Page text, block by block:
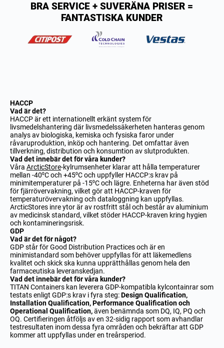
BRA SERVICE + SUVERÄNA PRISER =
FANTASTISKA KUNDER
HACCP
Vad är det?
HACCP är ett internationellt erkänt system för
livsmedelshantering där livsmedelssäkerheten hanteras genom
analys av biologiska, kemiska och fysiska faror under
råvaruproduktion, inköp och hantering. Det omfattar även
tillverkning, distribution och konsumtion av slutprodukten.
Vad det innebär det för våra kunder?
Våra ArcticStore-kylrumsenheter klarar att hålla temperaturer
mellan -40⁰C och +45⁰C och uppfyller HACCP:s krav på
minimitemperaturer på -15⁰C och lägre. Enheterna har även stöd
för fjärrövervakning, vilket gör att HACCP-kraven för
temperaturövervakning och dataloggning kan uppfyllas.
ArcticStores inre ytor är av rostfritt stål och består av aluminium
av medicinsk standard, vilket stöder HACCP-kraven kring hygien
och kontamineringsrisk.
GDP
Vad är det för något?
GDP står för Good Distribution Practices och är en
minimistandard som behöver uppfyllas för att läkemedlens
kvalitet och skick ska kunna upprätthållas genom hela den
farmaceutiska leveranskedjan.
Vad det innebär det för våra kunder?
TITAN Containers kan leverera GDP-kompatibla kylcontainrar som
testats enligt GDP:s krav i fyra steg:Design Qualification,
Installation Qualification, Performance Qualification och
Operational Qualification,även benämnda som DQ, IQ, PQ och
OQ. Certifieringen åtföljs av en 32-sidig rapport som avhandlar
testresultaten inom dessa fyra områden och bekräftar att GDP
kommer att uppfyllas under en treårsperiod.